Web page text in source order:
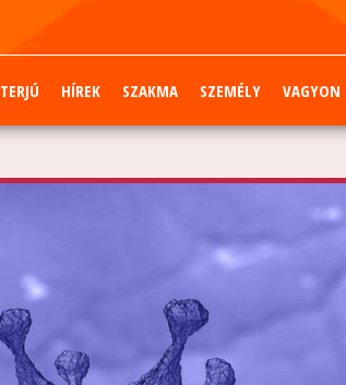
HÍREK SZAKMA SZEMÉLY VAGYON